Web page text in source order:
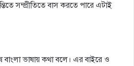
সম্প্রীতিতে বাস করতে পারে এটাই
বাংলা ভাষায় কথা বলে। এর বাইরে ও